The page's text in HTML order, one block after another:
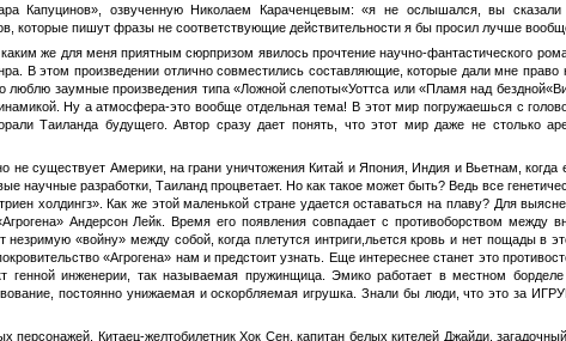
Капуцинов», озвученную Николаем Караченцевым: «я не ослышался, вы
пишут фразы не соответствующие действительности я бы просил лучше
же для меня приятным сюрпризом явилось прочтение научно-фантастического
В этом произведении отлично совместились составляющие, которые дали мне
люблю заумные произведения типа «Ложной слепоты«Уоттса или «Пламя над
Ну а атмосфера-это вообще отдельная тема! В этот мир погружаешься с
Таиланда будущего. Автор сразу дает понять, что этот мир даже не столько
существует Америки, на грани уничтожения Китай и Япония, Индия и Вьетнам, когда
разработки, Таиланд процветает. Но как такое может быть? Ведь все
холдингз». Как же этой маленькой стране удается оставаться на плаву? Для
Андерсон Лейк. Время его появления совпадает с противоборством между
«войну» между собой, когда плетутся интриги,льется кровь и нет пощады в
«Агрогена» нам и предстоит узнать. Еще интереснее станет это
инженерии, так называемая пружинщица. Эмико работает в местном борделе
постоянно унижаемая и оскорбляемая игрушка. Знали бы люди, что это за
персонажей. Китаец-желтобилетник Хок Сен, капитан белых кителей Джайди,